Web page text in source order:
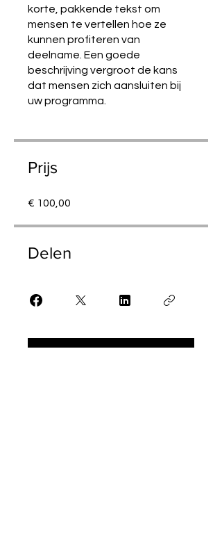
korte, pakkende tekst om
mensen te vertellen hoe ze
kunnen profiteren van
deelname. Een goede
beschrijving vergroot de kans
dat mensen zich aansluiten bij
uw programma.
Prijs
€ 100,00
Delen